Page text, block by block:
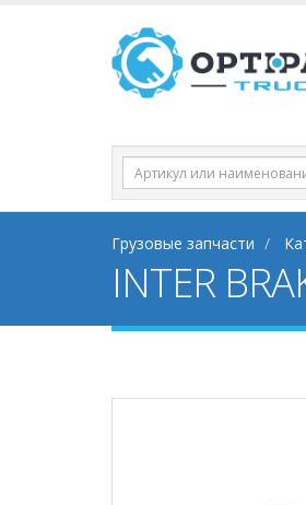
Грузовые запчасти
INTER